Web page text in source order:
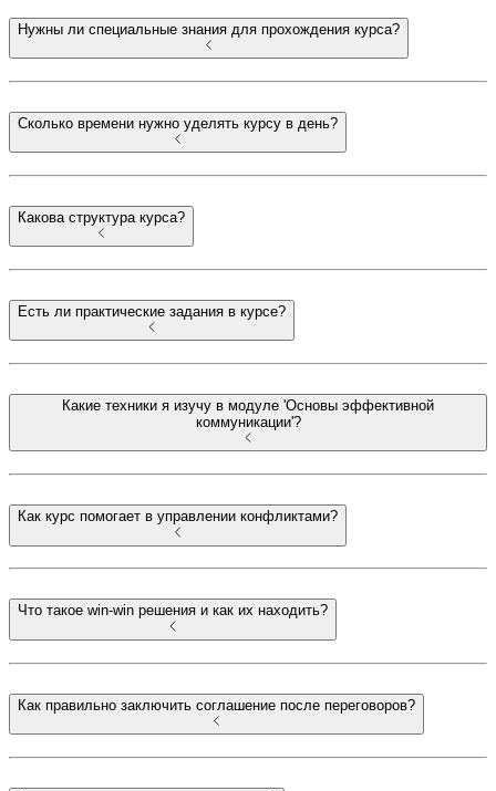
Нужны ли специальные знания для прохождения курса?
Сколько времени нужно уделять курсу в день?
Какова структура курса?
Есть ли практические задания в курсе?
Какие техники я изучу в модуле 'Основы эффективной
коммуникации'?
Как курс помогает в управлении конфликтами?
Что такое win-win решения и как их находить?
Как правильно заключить соглашение после переговоров?